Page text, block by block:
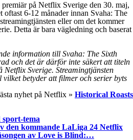
på Netflix Sverige den 30. maj,
oftast 6-12 månader innan Svaha: The
eller om det kommer
Detta är bara vägledning och baserat
information till Svaha: The Sixth
och det är därför inte säkert att titeln
Sverige. Streamingtjänsten
betyder att filmer och serier byts
nyhet på Netflix » Historical Roasts
sport-tema
den kommande LaLiga 24 Netflix
av Love is Blind:…